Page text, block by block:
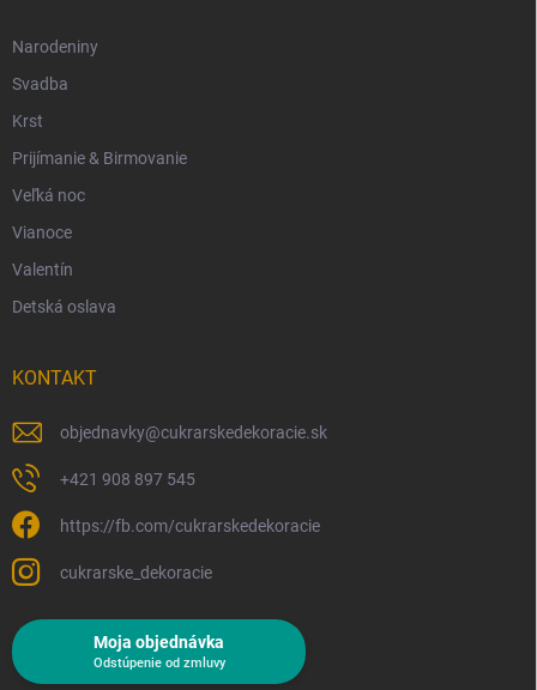
Narodeniny
Svadba
Krst
Prijímanie & Birmovanie
Veľká noc
Vianoce
Valentín
Detská oslava
KONTAKT
objednavky@cukrarskedekoracie.sk
+421 908 897 545
https://fb.com/cukrarskedekoracie
cukrarske_dekoracie
Moja objednávka
Odstúpenie od zmluvy